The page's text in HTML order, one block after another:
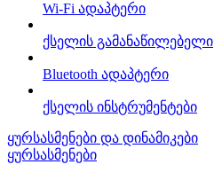
Wi-Fi ადაპტერი
ქსელის გამანაწილებელი
Bluetooth ადაპტერი
ქსელის ინსტრუმენტები
ყურსასმენები და დინამიკები
ყურსასმენები